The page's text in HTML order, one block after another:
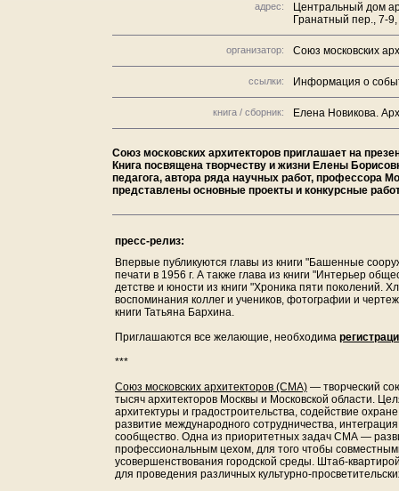
адрес:
Центральный дом
Гранатный пер., 7-
организатор: Союз московских
ссылки: Информация о
книга / сборник: Елена Новикова.
Союз московских архитекторов приглашает на
Книга посвящена творчеству и жизни Елены
педагога, автора ряда научных работ, профессора
представлены основные проекты и конкурсные
пресс-релиз:
Впервые публикуются главы из книги "Башенные
печати в 1956 г. А также глава из книги "Интерьер
детстве и юности из книги "Хроника пяти поколений.
воспоминания коллег и учеников, фотографии и
книги Татьяна Бархина.
Приглашаются все желающие, необходима
***
Союз московских архитекторов (СМА) — творческий
тысяч архитекторов Москвы и Московской области.
архитектуры и градостроительства, содействие
развитие международного сотрудничества,
сообщество. Одна из приоритетных задач СМА —
профессиональным цехом, для того чтобы
усовершенствования городской среды. Штаб-
для проведения различных культурно-